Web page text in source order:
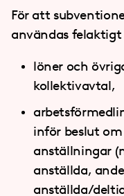
För att
användas felaktigt
löner och
kollektivavtal,
inför beslut
anställningar
anställda,
anställda/